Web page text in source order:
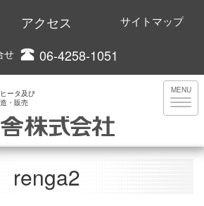
アクセス サイトマップ
せ 06-4258-1051
ータ及び
・販売
MENU
renga2